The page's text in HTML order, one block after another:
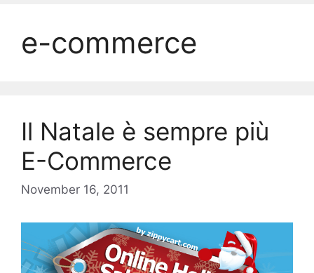
e-commerce
Il Natale è sempre più
E-Commerce
November 16, 2011